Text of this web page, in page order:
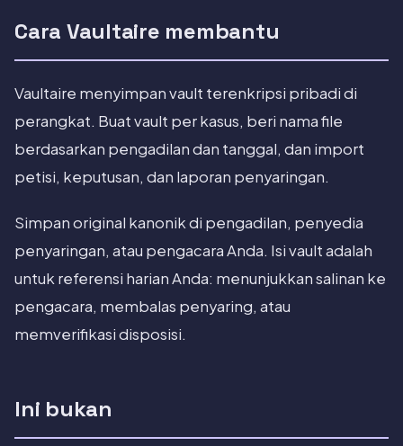
Cara Vaultaire membantu
Vaultaire menyimpan vault terenkripsi pribadi di
perangkat. Buat vault per kasus, beri nama file
berdasarkan pengadilan dan tanggal, dan import
petisi, keputusan, dan laporan penyaringan.
Simpan original kanonik di pengadilan, penyedia
penyaringan, atau pengacara Anda. Isi vault adalah
untuk referensi harian Anda: menunjukkan salinan ke
pengacara, membalas penyaring, atau
memverifikasi disposisi.
Ini bukan